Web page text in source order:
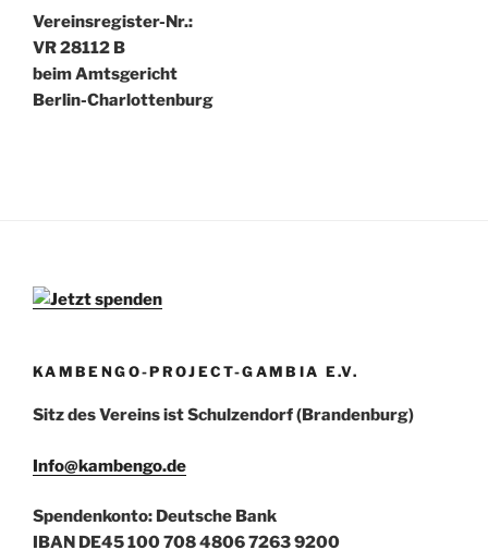
Vereinsregister-Nr.:
VR 28112 B
beim Amtsgericht
Berlin-Charlottenburg
KAMBENGO-PROJECT-GAMBIA E.V.
Sitz des Vereins ist Schulzendorf (Brandenburg)
Info@kambengo.de
Spendenkonto: Deutsche Bank
IBAN DE45 100 708 4806 7263 9200